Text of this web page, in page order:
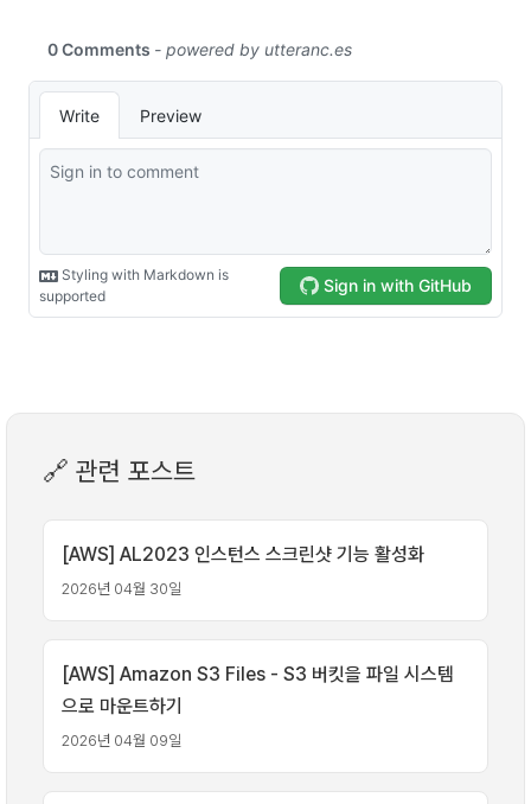
🔗 관련 포스트
[AWS] AL2023 인스턴스 스크린샷 기능 활성화
2026년 04월 30일
[AWS] Amazon S3 Files - S3 버킷을 파일 시스템
으로 마운트하기
2026년 04월 09일